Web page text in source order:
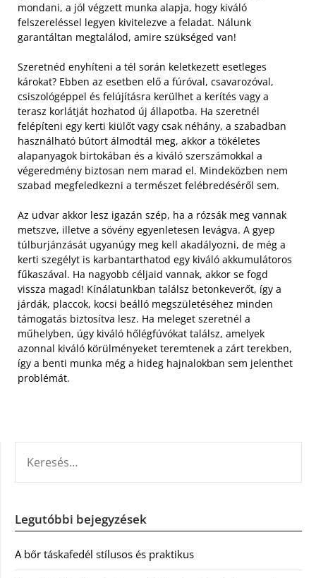
mondani, a jól végzett munka alapja, hogy kiváló
felszereléssel legyen kivitelezve a feladat. Nálunk
garantáltan megtalálod, amire szükséged van!
Szeretnéd enyhíteni a tél során keletkezett esetleges
károkat? Ebben az esetben elő a fúróval, csavarozóval,
csiszológéppel és felújításra kerülhet a kerítés vagy a
terasz korlátját hozhatod új állapotba. Ha szeretnél
felépíteni egy kerti kiülőt vagy csak néhány, a szabadban
használható bútort álmodtál meg, akkor a tökéletes
alapanyagok birtokában és a kiváló szerszámokkal a
végeredmény biztosan nem marad el. Mindeközben nem
szabad megfeledkezni a természet felébredéséről sem.
Az udvar akkor lesz igazán szép, ha a rózsák meg vannak
metszve, illetve a sövény egyenletesen levágva. A gyep
túlburjánzását ugyanúgy meg kell akadályozni, de még a
kerti szegélyt is karbantarthatod egy kiváló akkumulátoros
fűkaszával. Ha nagyobb céljaid vannak, akkor se fogd
vissza magad! Kínálatunkban találsz betonkeverőt, így a
járdák, placcok, kocsi beálló megszületéséhez minden
támogatás biztosítva lesz. Ha meleget szeretnél a
műhelyben, úgy kiváló hőlégfúvókat találsz, amelyek
azonnal kiváló körülményeket teremtenek a zárt terekben,
így a benti munka még a hideg hajnalokban sem jelenthet
problémát.
Legutóbbi bejegyzések
A bőr táskafedél stílusos és praktikus